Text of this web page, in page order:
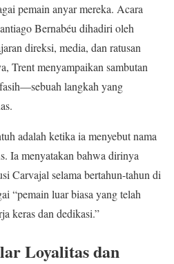
pemain anyar mereka. Acara
Bernabéu dihadiri oleh
direksi, media, dan ratusan
Trent menyampaikan sambutan
langkah yang
adalah ketika ia menyebut nama
Ia menyatakan bahwa dirinya
Carvajal selama bertahun-tahun di
“pemain luar biasa yang telah
keras dan dedikasi.”
Loyalitas dan